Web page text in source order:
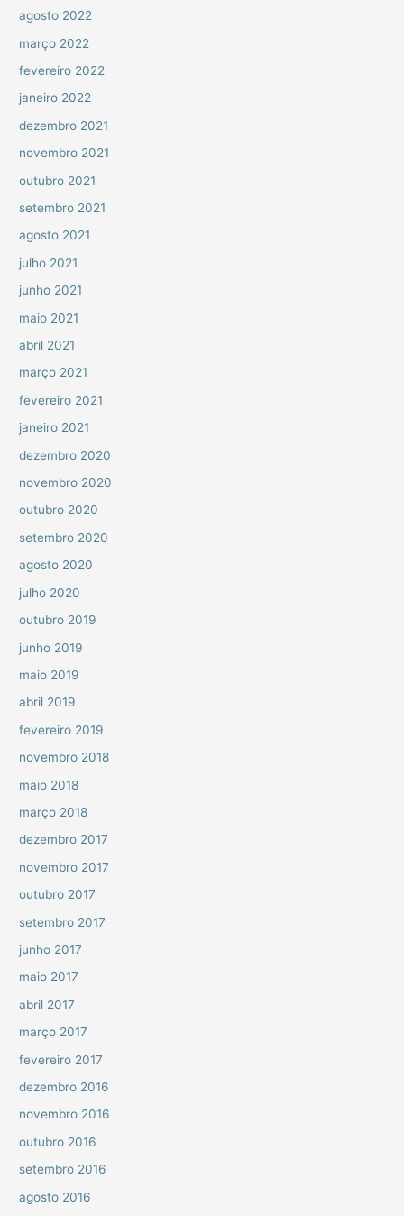
agosto 2022
março 2022
fevereiro 2022
janeiro 2022
dezembro 2021
novembro 2021
outubro 2021
setembro 2021
agosto 2021
julho 2021
junho 2021
maio 2021
abril 2021
março 2021
fevereiro 2021
janeiro 2021
dezembro 2020
novembro 2020
outubro 2020
setembro 2020
agosto 2020
julho 2020
outubro 2019
junho 2019
maio 2019
abril 2019
fevereiro 2019
novembro 2018
maio 2018
março 2018
dezembro 2017
novembro 2017
outubro 2017
setembro 2017
junho 2017
maio 2017
abril 2017
março 2017
fevereiro 2017
dezembro 2016
novembro 2016
outubro 2016
setembro 2016
agosto 2016